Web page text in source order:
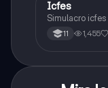
ICFES:
Icfes
Simulacro icfes
11 1,455